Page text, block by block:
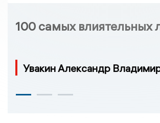
100 самых влиятельных
Увакин Александр